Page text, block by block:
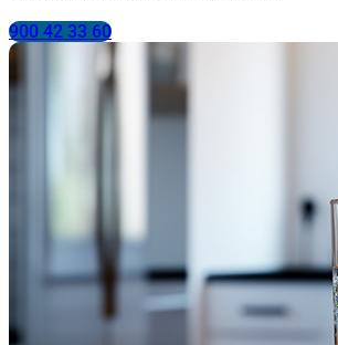
900 42 33 60